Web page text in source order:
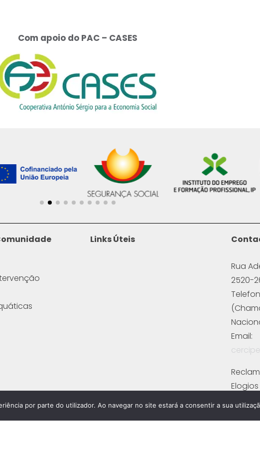
Com apoio do PAC – CASES
Links Úteis
Rua
2520-
Email:
Elogios
Ficha
Ficha
por parte do utilizador. Ao navegar no site estará a consentir a sua